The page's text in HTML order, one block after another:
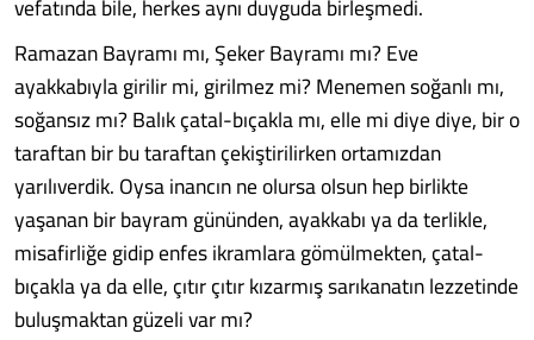
Ramazan Bayramı mı, Şeker Bayramı mı? Eve
ayakkabıyla girilir mi, girilmez mi? Menemen soğanlı mı,
soğansız mı? Balık çatal-bıçakla mı, elle mi diye diye, bir o
taraftan bir bu taraftan çekiştirilirken ortamızdan
yarılıverdik. Oysa inancın ne olursa olsun hep birlikte
yaşanan bir bayram gününden, ayakkabı ya da terlikle,
misafirliğe gidip enfes ikramlara gömülmekten, çatal-
bıçakla ya da elle, çıtır çıtır kızarmış sarıkanatın lezzetinde
buluşmaktan güzeli var mı?